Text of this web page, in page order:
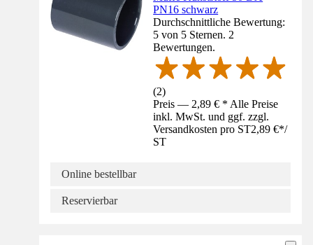
PN16 schwarz
Durchschnittliche Bewertung:
5 von 5 Sternen. 2
Bewertungen.
(2)
Preis — 2,89 € * Alle Preise
inkl. MwSt. und ggf. zzgl.
Versandkosten pro ST2,89 €*/
ST
Online bestellbar
Reservierbar